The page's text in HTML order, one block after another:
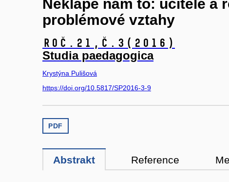
Neklape nám to: učitelé a
problémové vztahy
Roč.21, č.3 (2016)
Studia paedagogica
Krystýna Pulišová
https://doi.org/10.5817/SP2016-3-9
PDF
Abstrakt Reference